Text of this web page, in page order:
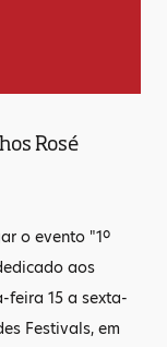
Rosé
o evento "1º
aos
feira 15 a sexta-
Festivals, em